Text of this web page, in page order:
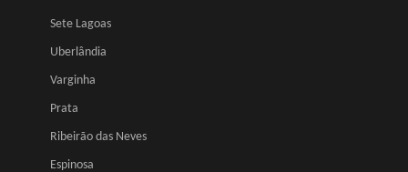
Sete Lagoas
Uberlândia
Varginha
Prata
Ribeirão das Neves
Espinosa